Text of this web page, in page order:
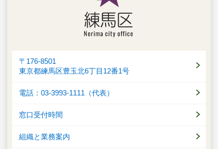
〒176-8501
東京都練馬区豊玉北6丁目12番1号
電話：03-3993-1111（代表）
窓口受付時間
組織と業務案内